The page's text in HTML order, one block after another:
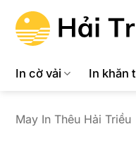
qua
In cờ vải In khăn
May In Thêu Hải Triều